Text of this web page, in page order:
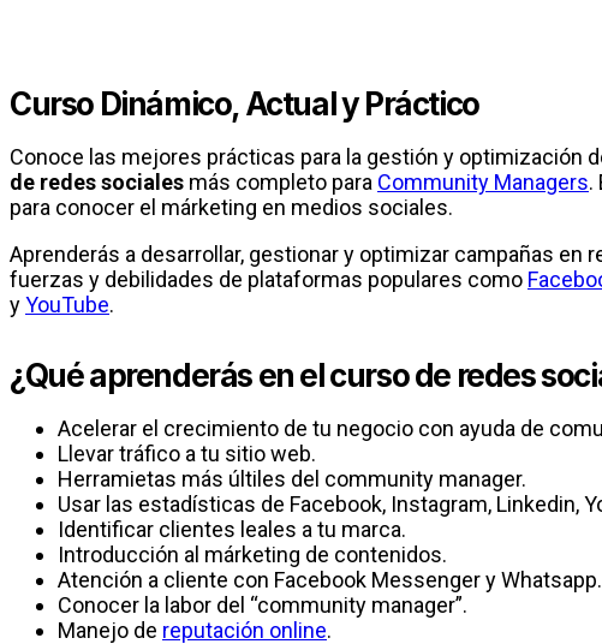
Curso Dinámico, Actual y Práctico
Conoce las mejores prácticas para la gestión y optimización
de redes sociales más completo para Community Managers.
para conocer el márketing en medios sociales.
Aprenderás a desarrollar, gestionar y optimizar campañas en
fuerzas y debilidades de plataformas populares como
yYouTube.
¿Qué aprenderás en el curso de redes
Acelerar el crecimiento de tu negocio con ayuda de
Llevar tráfico a tu sitio web.
Herramietas más últiles del community manager.
Usar las estadísticas de Facebook, Instagram, Linkedin,
Identificar clientes leales a tu marca.
Introducción al márketing de contenidos.
Atención a cliente con Facebook Messenger y Whatsapp.
Conocer la labor del “community manager”.
Manejo de reputación online.